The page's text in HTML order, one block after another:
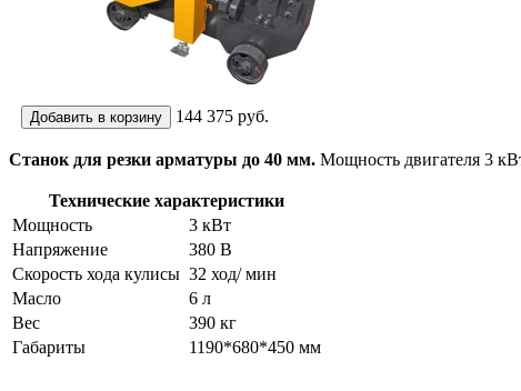
144 375 руб.
Станок для резки арматуры до 40 мм. Мощность двигателя 3
Технические характеристики
Мощность
3 кВт
Напряжение
380 В
Скорость хода кулисы 32 ход/ мин
Масло
6 л
Вес
390 кг
Габариты
1190*680*450 мм